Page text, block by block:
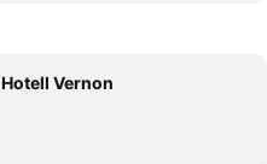
Hotell Vernon